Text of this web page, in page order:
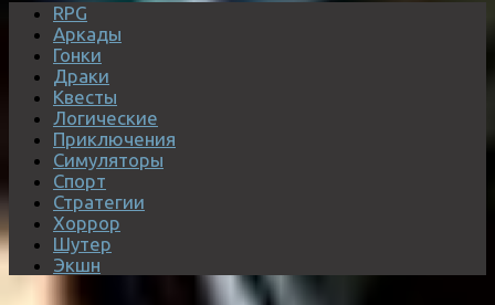
RPG
Аркады
Гонки
Драки
Квесты
Логические
Приключения
Симуляторы
Спорт
Стратегии
Хоррор
Шутер
Экшн